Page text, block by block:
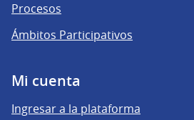
Procesos
Ámbitos Participativos
Mi cuenta
Ingresar a la plataforma